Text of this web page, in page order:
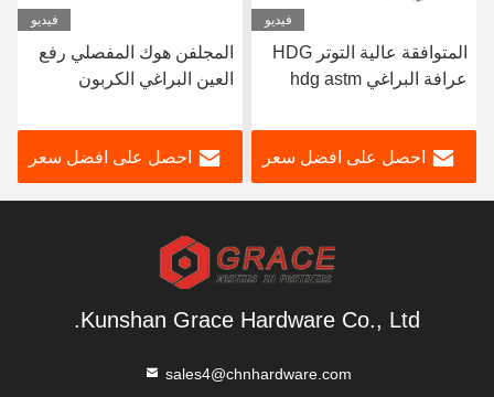
فيديو
المتوافقة عالية التوتر HDG
عرافة البراغي hdg astm
عالية التوتر الترباس
احصل على افضل سعر
فيديو
المجلفن هوك المفصلي رفع
العين البراغي الكربون
مسامير العين
احصل على افضل سعر
Kunshan Grace Hardware Co., Ltd.
sales4@chnhardware.com